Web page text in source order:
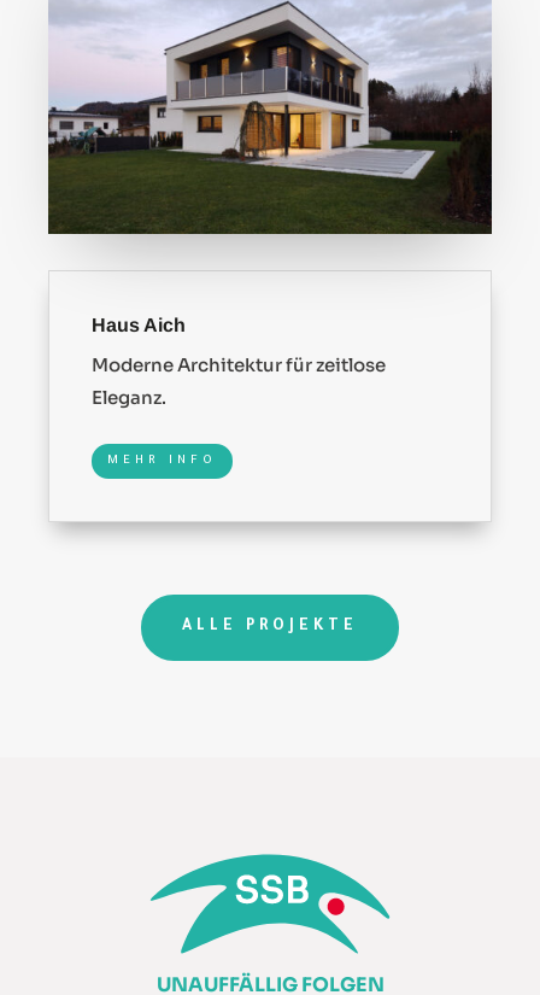
Haus Aich
Moderne Architektur für zeitlose
Eleganz.
MEHR INFO
ALLE PROJEKTE
UNAUFFÄLLIG FOLGEN